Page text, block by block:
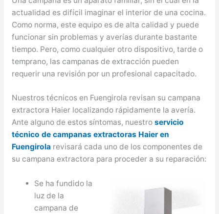
actualidad es difícil imaginar el interior de una cocina.
Como norma, este equipo es de alta calidad y puede
funcionar sin problemas y averías durante bastante
tiempo. Pero, como cualquier otro dispositivo, tarde o
temprano, las campanas de extracción pueden
requerir una revisión por un profesional capacitado.
Nuestros técnicos en Fuengirola revisan su campana
extractora Haier localizando rápidamente la avería.
Ante alguno de estos síntomas, nuestro servicio
técnico de campanas extractoras Haier en
Fuengirolarevisará cada uno de los componentes de
su campana extractora para proceder a su reparación:
Se ha fundido la
luz de la
campana de